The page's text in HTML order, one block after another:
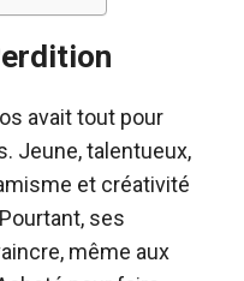
avait tout pour
Jeune, talentueux,
et créativité
ses
même aux